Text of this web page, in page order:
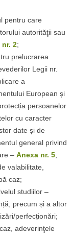
pentru care
autorităţii sau
nr. 2;
prelucrarea
Legii nr.
a
European și
persoanelor
cu caracter
date și de
general privind
– Anexa nr. 5;
valabilitate,
caz;
studiilor –
precum și a altor
perfecționări;
adeverinţele